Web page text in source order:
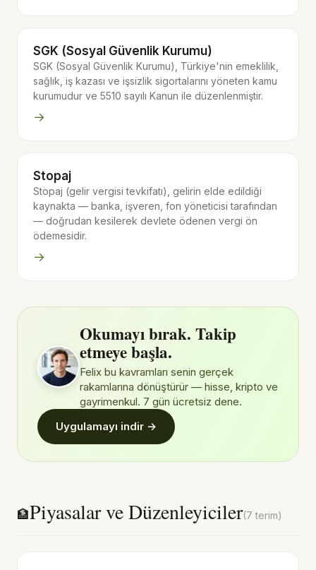
SGK (Sosyal Güvenlik Kurumu)
SGK (Sosyal Güvenlik Kurumu), Türkiye'nin emeklilik,
sağlık, iş kazası ve işsizlik sigortalarını yöneten kamu
kurumudur ve 5510 sayılı Kanun ile düzenlenmiştir.
→
Stopaj
Stopaj (gelir vergisi tevkifatı), gelirin elde edildiği
kaynakta — banka, işveren, fon yöneticisi tarafından
— doğrudan kesilerek devlete ödenen vergi ön
ödemesidir.
→
Okumayı bırak. Takip
etmeye başla.
Felix bu kavramları senin gerçek
rakamlarına dönüştürür — hisse, kripto ve
gayrimenkul. 7 gün ücretsiz dene.
Uygulamayı indir →
🏦Piyasalar ve Düzenleyiciler(7 terim)